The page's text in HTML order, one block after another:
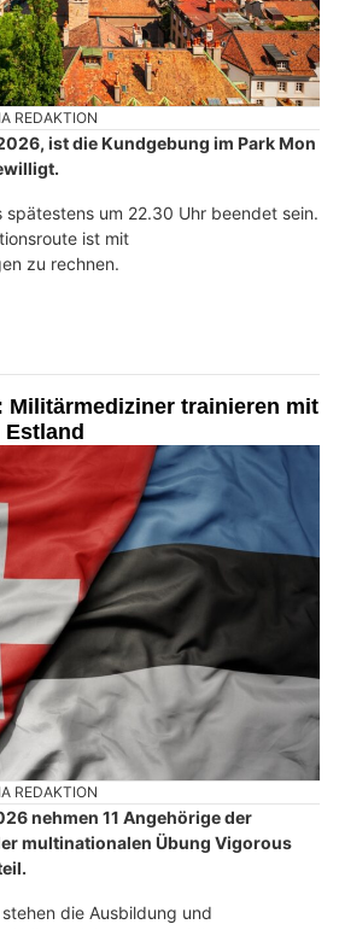
REDAKTION
ist die Kundgebung im Park Mon
spätestens um 22.30 Uhr beendet sein.
ist mit
zu rechnen.
Militärmediziner trainieren mit
Estland
REDAKTION
nehmen 11 Angehörige der
multinationalen Übung Vigorous
die Ausbildung und